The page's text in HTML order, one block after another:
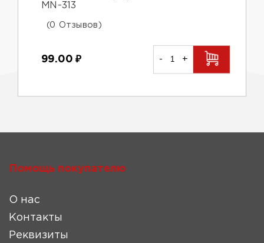
MN-313
(0 Отзывов)
99.00 ₽ - +
Помощь покупателю
О нас
Контакты
Реквизиты